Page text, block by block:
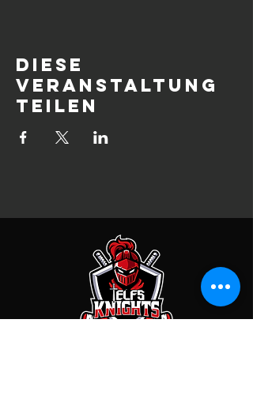
Diese
Veranstaltung
teilen